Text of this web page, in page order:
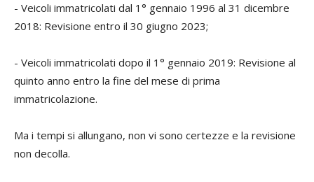
- Veicoli immatricolati dal 1° gennaio 1996 al 31 dicembre
2018: Revisione entro il 30 giugno 2023;
- Veicoli immatricolati dopo il 1° gennaio 2019: Revisione al
quinto anno entro la fine del mese di prima
immatricolazione.
Ma i tempi si allungano, non vi sono certezze e la revisione
non decolla.